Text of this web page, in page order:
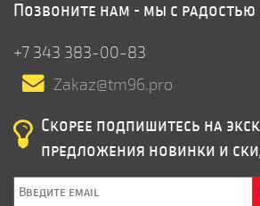
Позвоните нам - мы с радостью
+7 343 383-00-83
Zakaz@tm96.pro
Скорее подпишитесь на
предложения новинки и